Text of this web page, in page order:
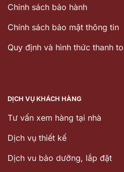
Chinh sách bảo hành
Chính sách bảo mật thông tin
Quy định và hình thức thanh
DỊCH VỤ KHÁCH HÀNG
Tư vấn xem hàng tại nhà
Dịch vụ thiết kế
Dịch vu bảo dưỡng, lắp đặt